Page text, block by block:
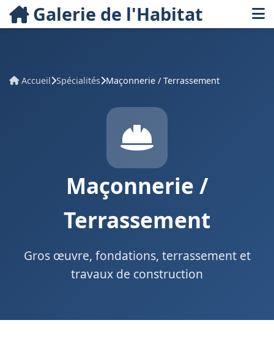
Galerie de l'Habitat
Accueil Spécialités Maçonnerie / Terrassement
Maçonnerie /
Terrassement
Gros œuvre, fondations, terrassement et
travaux de construction